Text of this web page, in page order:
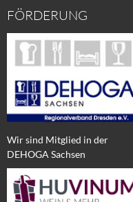
FÖRDERUNG
Wir sind Mitglied in der
DEHOGA Sachsen